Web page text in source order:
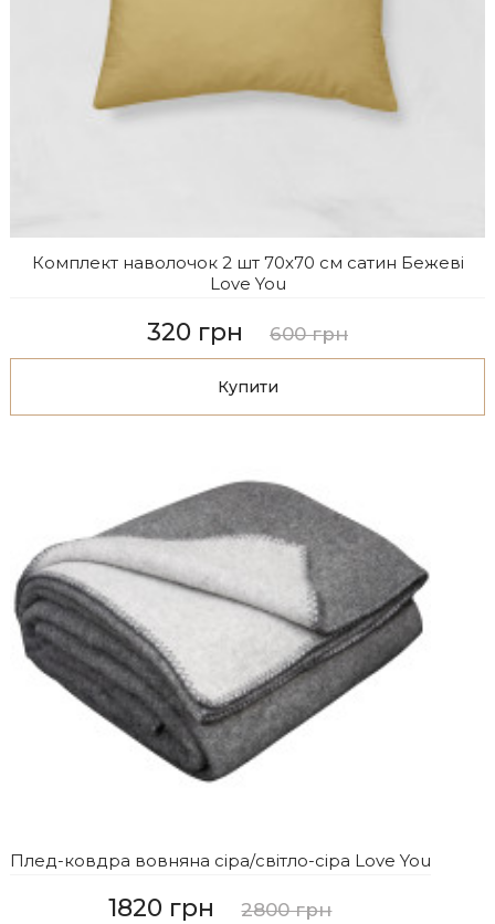
Комплект наволочок 2 шт 70x70 см сатин Бежеві
Love You
320 грн 600 грн
Купити
Плед-ковдра вовняна сіра/світло-сіра Love You
1820 грн 2800 грн